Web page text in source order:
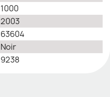
1000
2003
63604
Noir
9238